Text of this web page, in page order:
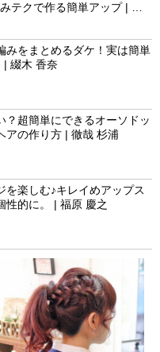
テクで作る簡単アップ | 松
みをまとめるダケ！実は簡単
| 綴木 香奈
？超簡単にできるオーソドッ
アの作り方 | 徹哉 杉浦
を楽しむ♪キレイめアップス
性的に。 | 福原 慶之